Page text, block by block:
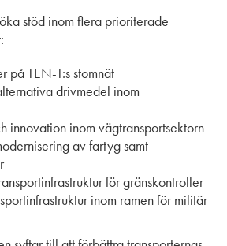
stöd inom flera prioriterade
på TEN-T:s stomnät
drivmedel inom
innovation inom vägtransportsektorn
av fartyg samt
för gränskontroller
inom ramen för militär